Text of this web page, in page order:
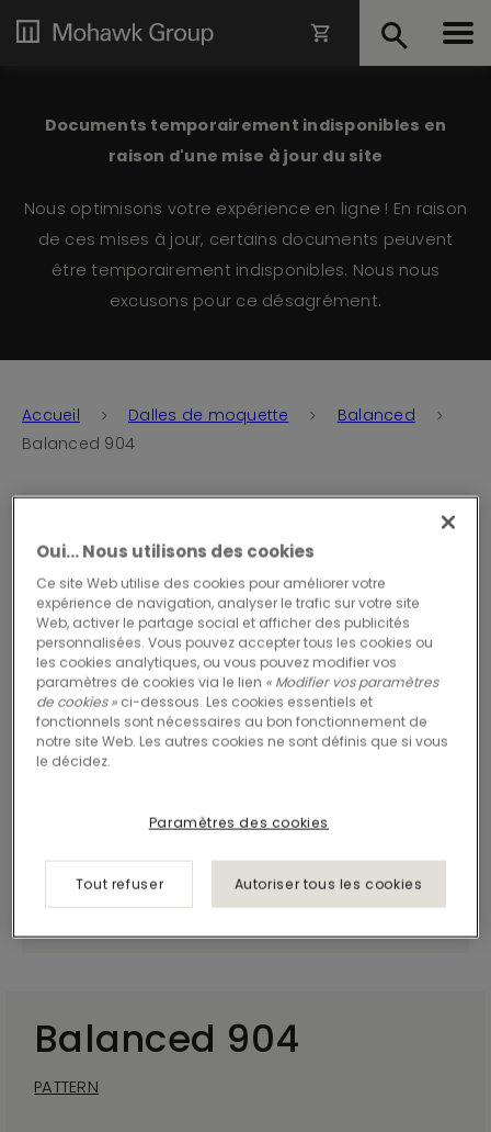
Documents temporairement indisponibles en
raison d'une mise à jour du site
Nous optimisons votre expérience en ligne ! En raison
de ces mises à jour, certains documents peuvent
être temporairement indisponibles. Nous nous
excusons pour ce désagrément.
Accueil Dalles de moquette
Balanced
Balanced 904
Balanced 904
PATTERN
Oui… Nous utilisons des cookies
Ce site Web utilise des cookies pour améliorer votre
expérience de navigation, analyser le trafic sur votre site
Web, activer le partage social et afficher des publicités
personnalisées. Vous pouvez accepter tous les cookies ou
les cookies analytiques, ou vous pouvez modifier vos
paramètres de cookies via le lien « Modifier vos paramètres
de cookies » ci-dessous. Les cookies essentiels et
fonctionnels sont nécessaires au bon fonctionnement de
notre site Web. Les autres cookies ne sont définis que si vous
le décidez.
Paramètres des cookies
Tout refuser Autoriser tous les cookies